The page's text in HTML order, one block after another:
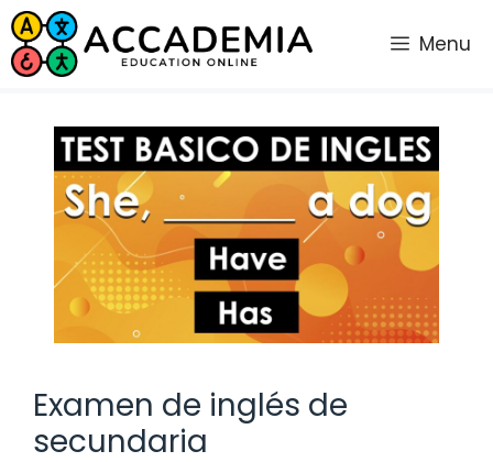
Saltar
al
contenido
Menu
Examen de inglés de
secundaria